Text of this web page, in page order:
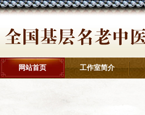
网站首页 工作室简介